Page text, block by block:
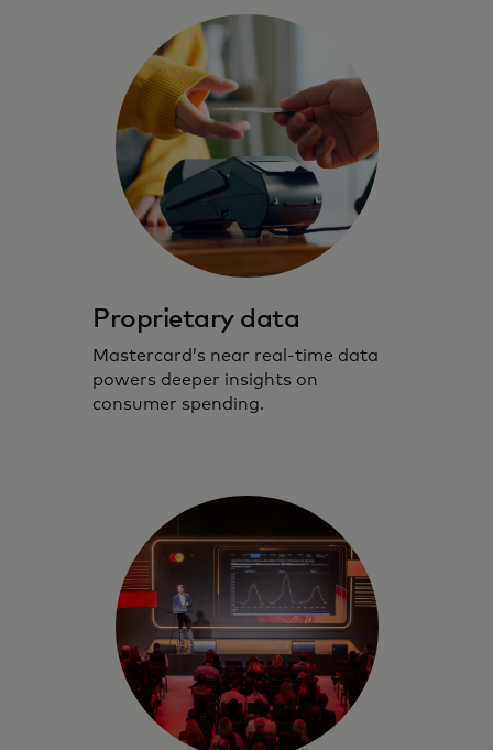
Proprietary data
Mastercard’s near real-time data
powers deeper insights on
consumer spending.